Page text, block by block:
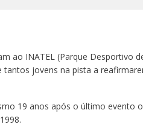
ao INATEL (Parque Desportivo
jovens na pista a
19 anos após o último evento